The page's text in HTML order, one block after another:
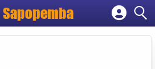
Sapopemba
Cadastrar empresa